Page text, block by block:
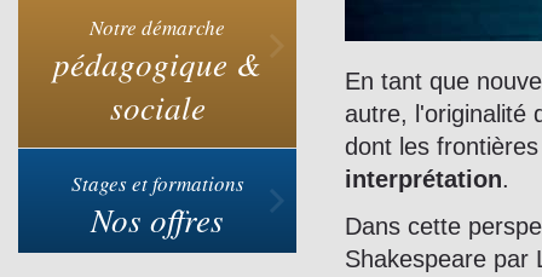
Notre démarche
pédagogique &
sociale
Stages et formations
Nos offres
En tant que
autre, l'originalité
dont les
interprétation.
Dans cette
Shakespeare par